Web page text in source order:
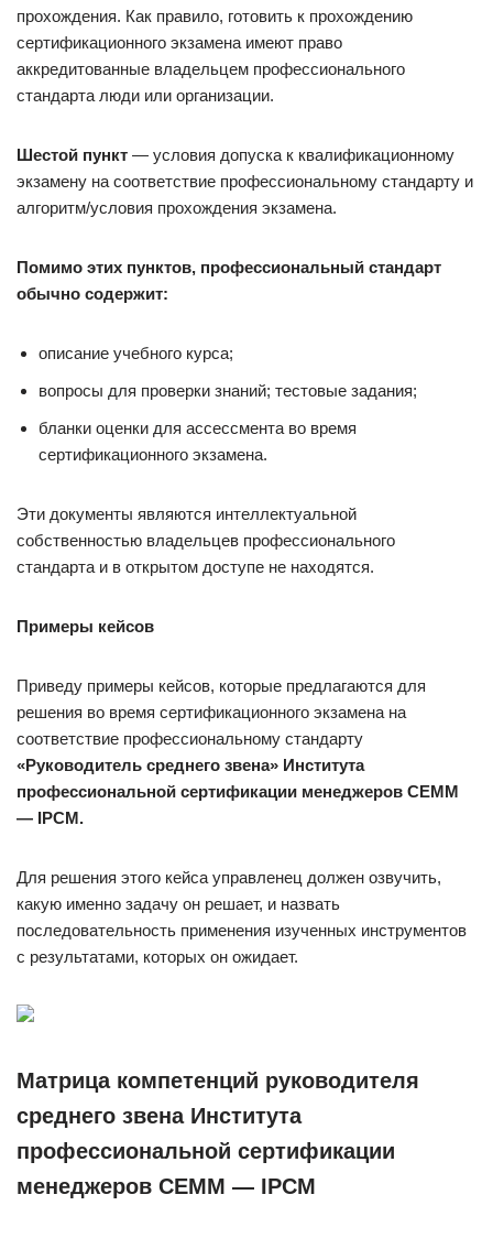
прохождения. Как правило, готовить к прохождению
сертификационного экзамена имеют право
аккредитованные владельцем профессионального
стандарта люди или организации.
Шестой пункт — условия допуска к квалификационному
экзамену на соответствие профессиональному стандарту и
алгоритм/условия прохождения экзамена.
Помимо этих пунктов, профессиональный стандарт
обычно содержит:
описание учебного курса;
вопросы для проверки знаний; тестовые задания;
бланки оценки для ассессмента во время
сертификационного экзамена.
Эти документы являются интеллектуальной
собственностью владельцев профессионального
стандарта и в открытом доступе не находятся.
Примеры кейсов
Приведу примеры кейсов, которые предлагаются для
решения во время сертификационного экзамена на
соответствие профессиональному стандарту
«Руководитель среднего звена» Института
профессиональной сертификации менеджеров CEMM
— IPCM.
Для решения этого кейса управленец должен озвучить,
какую именно задачу он решает, и назвать
последовательность применения изученных инструментов
с результатами, которых он ожидает.
Матрица компетенций руководителя
среднего звена Института
профессиональной сертификации
менеджеров CEMM — IPCM